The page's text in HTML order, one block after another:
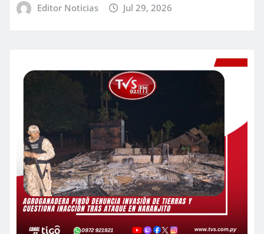
Editor Noticias Jul 29, 2026